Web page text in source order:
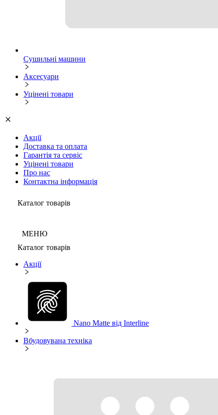
Сушильні машини
Аксесуари
Уцінені товари
Акції
Доставка та оплата
Гарантія та сервіс
Уцінені товари
Про нас
Контактна інформація
Каталог товарів
МЕНЮ
Каталог товарів
Акції
Nano Matte від Interline
Вбудовувана техніка